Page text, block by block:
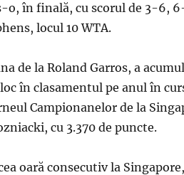
o, în finală, cu scorul de 3-6,
locul 10 WTA.
de la Roland Garros, a
în clasamentul pe anul în
Campionanelor de la
cu 3.370 de puncte.
oară consecutiv la